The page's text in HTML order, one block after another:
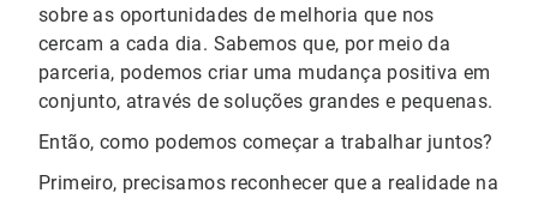
sobre as oportunidades de melhoria que nos
cercam a cada dia. Sabemos que, por meio da
parceria, podemos criar uma mudança positiva em
conjunto, através de soluções grandes e pequenas.
Então, como podemos começar a trabalhar juntos?
Primeiro, precisamos reconhecer que a realidade na